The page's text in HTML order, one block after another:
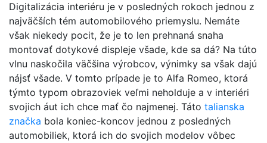
Digitalizácia interiéru je v posledných rokoch jednou z
najväčších tém automobilového priemyslu. Nemáte
však niekedy pocit, že je to len prehnaná snaha
montovať dotykové displeje všade, kde sa dá? Na túto
vlnu naskočila väčšina výrobcov, výnimky sa však dajú
nájsť všade. V tomto prípade je to Alfa Romeo, ktorá
týmto typom obrazoviek veľmi neholduje a v interiéri
svojich áut ich chce mať čo najmenej. Táto talianska
značka bola koniec-koncov jednou z posledných
automobiliek, ktorá ich do svojich modelov vôbec